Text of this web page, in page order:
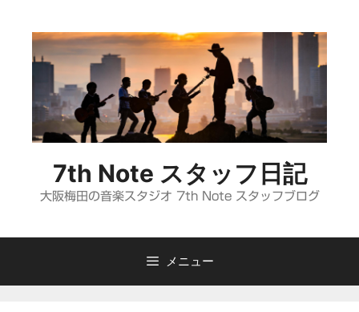
7th Note スタッフ日記
大阪梅田の音楽スタジオ 7th Note スタッフブログ
メニュー